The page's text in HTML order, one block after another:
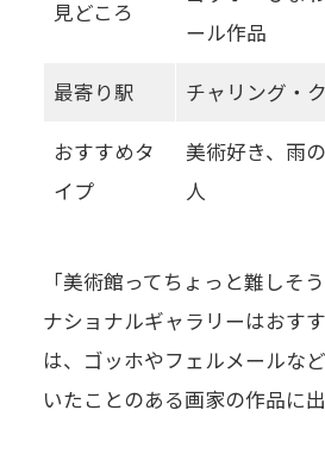
見どころ
ール作品
最寄り駅 チャリング・
おすすめタ
イプ
美術好き、雨
人
「美術館ってちょっと難しそ
ナショナルギャラリーはおす
は、ゴッホやフェルメールな
いたことのある画家の作品に出